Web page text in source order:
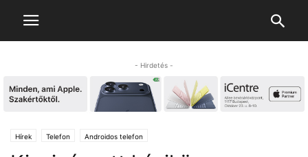
- Hirdetés -
Hírek Telefon Androidos telefon